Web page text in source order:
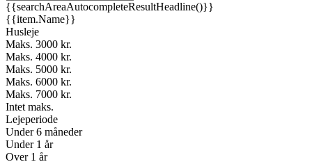
{{searchAreaAutocompleteResultHeadline()}}
{{item.Name}}
Husleje
Maks. 3000 kr.
Maks. 4000 kr.
Maks. 5000 kr.
Maks. 6000 kr.
Maks. 7000 kr.
Intet maks.
Lejeperiode
Under 6 måneder
Under 1 år
Over 1 år